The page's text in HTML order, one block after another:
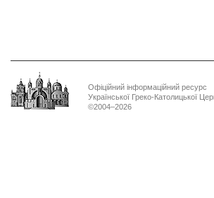
Офіційний інформаційний ресурс
Української Греко-Католицької
©2004–2026